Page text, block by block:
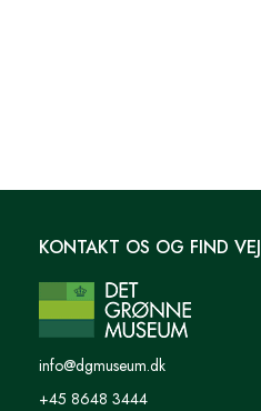
KONTAKT OS OG FIND VEJ
info@dgmuseum.dk
+45 8648 3444